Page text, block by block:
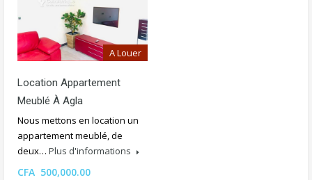
A Louer
Location Appartement
Meublé À Agla
Nous mettons en location un
appartement meublé, de
deux… Plus d'informations
CFA 500,000.00